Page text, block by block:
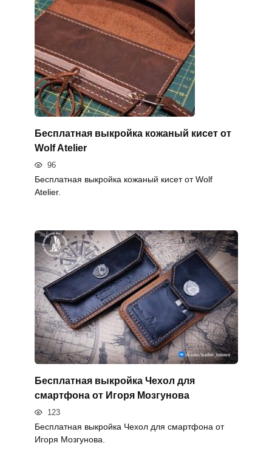
Бесплатная выкройка кожаный кисет от
Wolf Atelier
96
Бесплатная выкройка кожаный кисет от Wolf
Atelier.
Бесплатная выкройка Чехол для
смартфона от Игоря Мозгунова
123
Бесплатная выкройка Чехол для смартфона от
Игоря Мозгунова.